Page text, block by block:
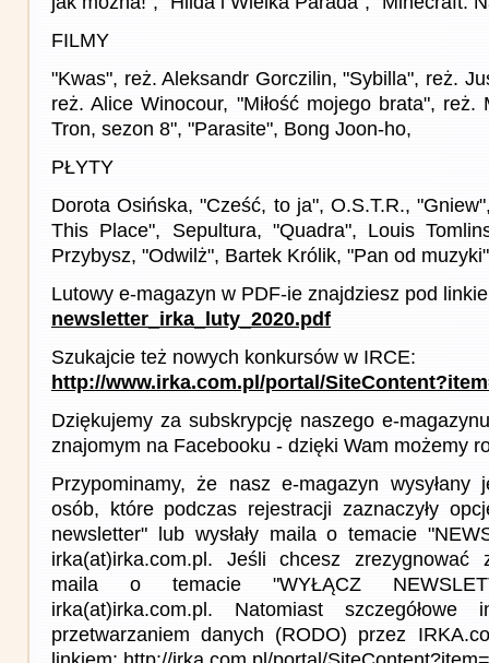
FILMY
"Kwas", reż. Aleksandr Gorczilin, "Sybilla", reż.
reż. Alice Winocour, "Miłość mojego brata",
Tron, sezon 8", "Parasite", Bong Joon-ho,
PŁYTY
Dorota Osińska, "Cześć, to ja", O.S.T.R.,
This Place", Sepultura, "Quadra", Louis
Przybysz, "Odwilż", Bartek Królik, "Pan od
Lutowy e-magazyn w PDF-ie znajdziesz pod
newsletter_irka_luty_2020.pdf
Szukajcie też nowych konkursów w IRCE:
http://www.irka.com.pl/portal/
Dziękujemy za subskrypcję naszego e-
znajomym na Facebooku - dzięki Wam możemy
Przypominamy, że nasz e-magazyn
osób, które podczas rejestracji zaznaczyły
newsletter" lub wysłały maila o temacie
irka(at)irka.com.pl. Jeśli chcesz zrezygnować
maila o temacie "WYŁĄCZ
irka(at)irka.com.pl. Natomiast szczegółowe
przetwarzaniem danych (RODO) przez